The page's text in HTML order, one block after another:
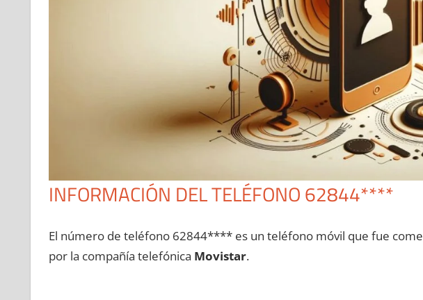
INFORMACIÓN DEL TELÉFONO 62844****
El número dе teléfono 62844**** es un teléfono móvil quе fue
pοr la compañía telefónica Movistar.